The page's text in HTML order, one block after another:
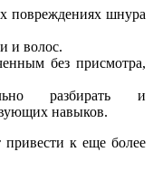
повреждениях шнура
и волос.
без присмотра,
разбирать и
навыков.
к еще более